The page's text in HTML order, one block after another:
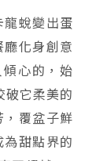
龍蛻變出蛋
廳化身創意
心的，始
它柔美的
，覆盆子鮮
甜點界的